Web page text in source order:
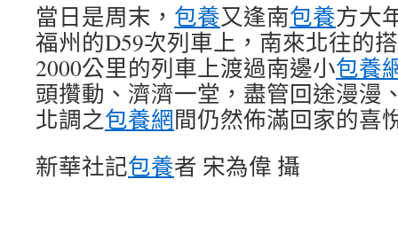
當日是周末， 包養又逢南包養方大
福州的D59次列車上，南來北往的
2000公里的列車上渡過南邊小包養
頭攢動、濟濟一堂，盡管回途漫漫
北調之包養網間仍然佈滿回家的喜
新華社記包養者 宋為偉 攝